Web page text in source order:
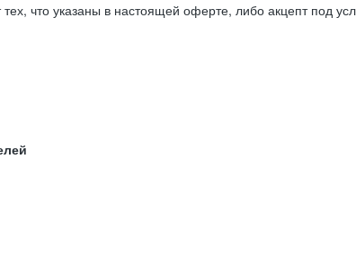
что указаны в настоящей оферте, либо акцепт под